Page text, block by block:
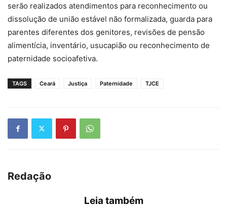
serão realizados atendimentos para reconhecimento ou
dissolução de união estável não formalizada, guarda para
parentes diferentes dos genitores, revisões de pensão
alimentícia, inventário, usucapião ou reconhecimento de
paternidade socioafetiva.
TAGS Ceará Justiça Paternidade TJCE
Redação
Leia também